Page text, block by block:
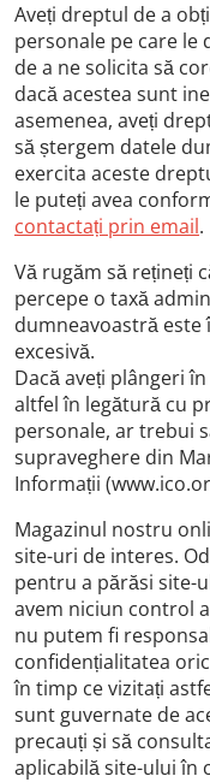
Aveți dreptul de a
personale pe care le
de a ne solicita să
dacă acestea sunt
asemenea, aveți
să ștergem datele
exercita aceste
le puteți avea
contactați prin email.
Vă rugăm să rețineți
percepe o taxă
dumneavoastră
excesivă.
Dacă aveți plângeri
altfel în legătură cu
personale, ar trebui
supraveghere din
Informații
Magazinul nostru
site-uri de interes.
pentru a părăsi site-
avem niciun control
nu putem fi
confidențialitatea
în timp ce vizitați
sunt guvernate de
precauți și să
aplicabilă site-ului în